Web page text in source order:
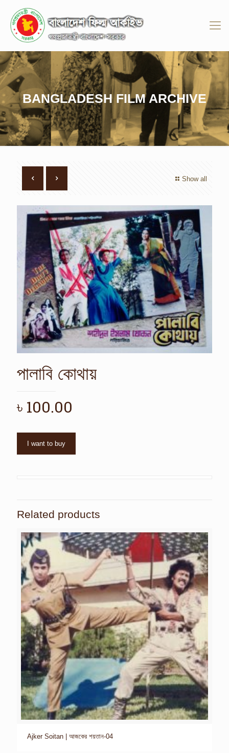
BANGLADESH FILM ARCHIVE
Show all
পালাবি কোথায়
৳ 100.00
I want to buy
Related products
Ajker Soitan | আজকের শয়তান-04